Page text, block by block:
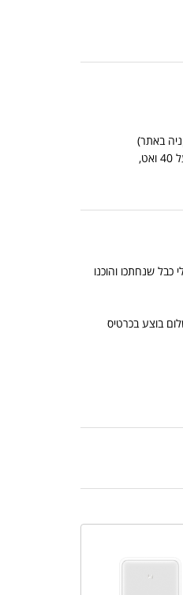
*אין אפשרות לשלוח מוצרים כבדים בדואר שליחים (מוצרים כבדים: ממירים מכניים מ 3000 ואט ומעלה, פאנלים סולאריים מעל 40 ואט,
שנחתכו והוכנו
והתשלום בוצע בכרטיס